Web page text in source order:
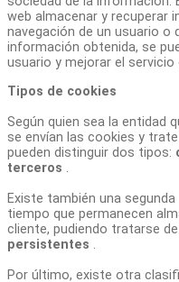
web almacenar y recuperar
navegación de un usuario o
información obtenida, se
usuario y mejorar el servicio
Tipos de cookies
Según quien sea la entidad
se envían las cookies y
pueden distinguir dos tipos:
terceros .
Existe también una
tiempo que permanecen
cliente, pudiendo tratarse de
persistentes .
Por último, existe otra